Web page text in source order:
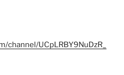
channel/UCpLRBY9NuDzR_